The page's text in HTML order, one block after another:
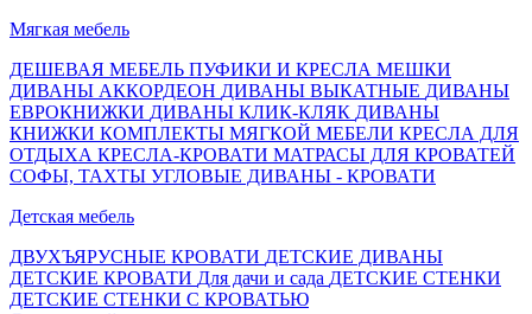
Мягкая мебель
ДЕШЕВАЯ МЕБЕЛЬ ПУФИКИ И КРЕСЛА МЕШКИ
ДИВАНЫ АККОРДЕОН ДИВАНЫ ВЫКАТНЫЕ ДИВАНЫ
ЕВРОКНИЖКИ ДИВАНЫ КЛИК-КЛЯК ДИВАНЫ
КНИЖКИ КОМПЛЕКТЫ МЯГКОЙ МЕБЕЛИ КРЕСЛА ДЛЯ
ОТДЫХА КРЕСЛА-КРОВАТИ МАТРАСЫ ДЛЯ КРОВАТЕЙ
СОФЫ, ТАХТЫ УГЛОВЫЕ ДИВАНЫ - КРОВАТИ
Детская мебель
ДВУХЪЯРУСНЫЕ КРОВАТИ ДЕТСКИЕ ДИВАНЫ
ДЕТСКИЕ КРОВАТИ Для дачи и сада ДЕТСКИЕ СТЕНКИ
ДЕТСКИЕ СТЕНКИ С КРОВАТЬЮ